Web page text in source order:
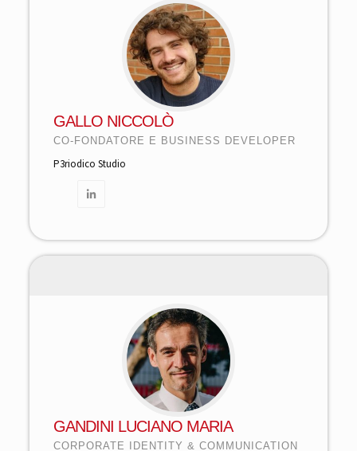
GALLO NICCOLÒ
CO-FONDATORE E BUSINESS DEVELOPER
P3riodico Studio
GANDINI LUCIANO MARIA
CORPORATE IDENTITY & COMMUNICATION